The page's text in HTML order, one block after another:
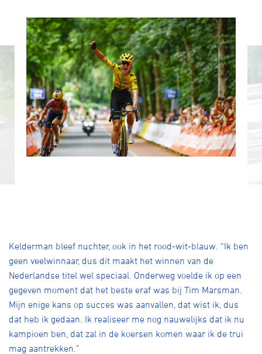
Kelderman bleef nuchter, ook in het rood-wit-blauw. “Ik ben
geen veelwinnaar, dus dit maakt het winnen van de
Nederlandse titel wel speciaal. Onderweg voelde ik op een
gegeven moment dat het beste eraf was bij Tim Marsman.
Mijn enige kans op succes was aanvallen, dat wist ik, dus
dat heb ik gedaan. Ik realiseer me nog nauwelijks dat ik nu
kampioen ben, dat zal in de koersen komen waar ik de trui
mag aantrekken.”